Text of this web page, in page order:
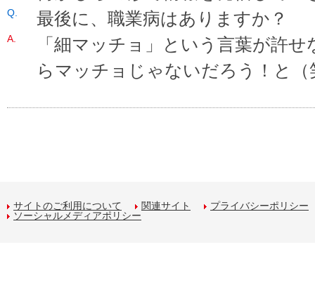
最後に、職業病はありますか？
「細マッチョ」という言葉が許
らマッチョじゃないだろう！と（
サイトのご利用について 関連サイト
プライバシーポリシー
ソーシャルメディアポリシー